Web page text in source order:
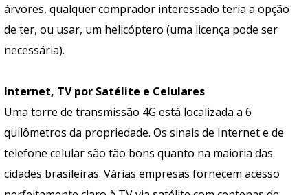
árvores, qualquer comprador interessado teria a opção
de ter, ou usar, um helicóptero (uma licença pode ser
necessária).
Internet, TV por Satélite e Celulares
Uma torre de transmissão 4G está localizada a 6
quilômetros da propriedade. Os sinais de Internet e de
telefone celular são tão bons quanto na maioria das
cidades brasileiras. Várias empresas fornecem acesso